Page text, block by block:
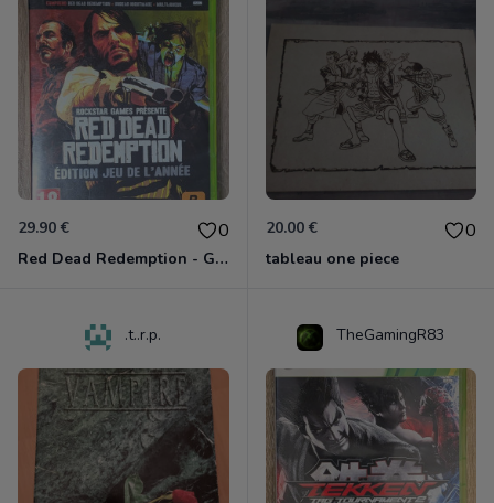
29.90 € 0
Red Dead Redemption - Game Of The Year Xbox 360
20.00 € 0
tableau one piece
.t..r.p. TheGamingR83